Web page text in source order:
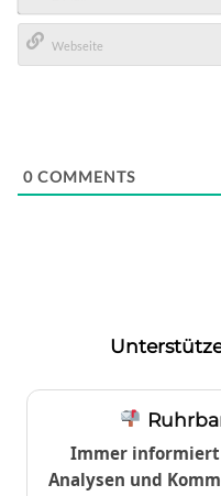
E-
Mail*
0 COMMENTS
Immer informiert
Analysen und